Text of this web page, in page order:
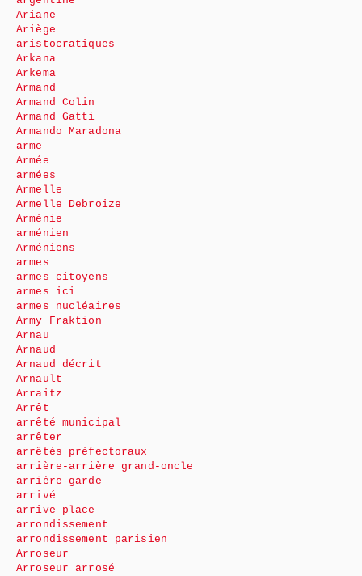
Ariane
Ariège
aristocratiques
Arkana
Arkema
Armand
Armand Colin
Armand Gatti
Armando Maradona
arme
Armée
armées
Armelle
Armelle Debroize
Arménie
arménien
Arméniens
armes
armes citoyens
armes ici
armes nucléaires
Army Fraktion
Arnau
Arnaud
Arnaud décrit
Arnault
Arraitz
Arrêt
arrêté municipal
arrêter
arrêtés préfectoraux
arrière-arrière grand-oncle
arrière-garde
arrivé
arrive place
arrondissement
arrondissement parisien
Arroseur
Arroseur arrosé